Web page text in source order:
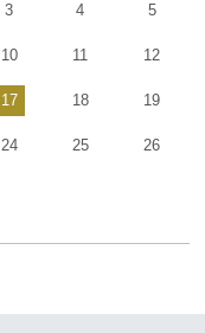
3 4 5
10 11 12
17 18 19
24 25 26